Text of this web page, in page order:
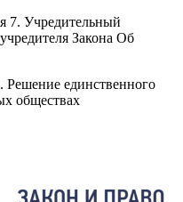
7. Учредительный
Закона Об
Решение единственного
обществах